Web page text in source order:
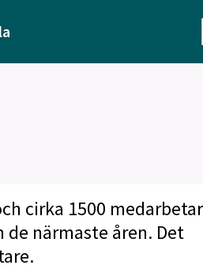
cirka 1500
närmaste åren. Det